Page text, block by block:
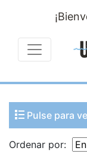
Pulse para
Ordenar por: